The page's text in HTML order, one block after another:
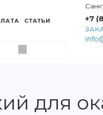
+7
СТАТЬИ
для